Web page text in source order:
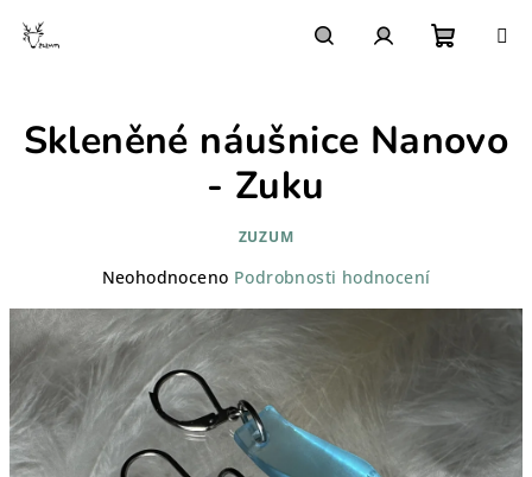
košík
Skleněné náušnice Nanovo
- Zuku
ZUZUM
Průměrné
produktu
je
0,0
z
5
hvězdiček.
Neohodnoceno Podrobnosti hodnocení